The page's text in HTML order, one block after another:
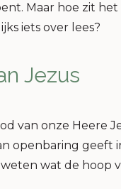
Maar hoe zit
iets over lees?
Jezus
van onze Heere
openbaring
wat de hoop